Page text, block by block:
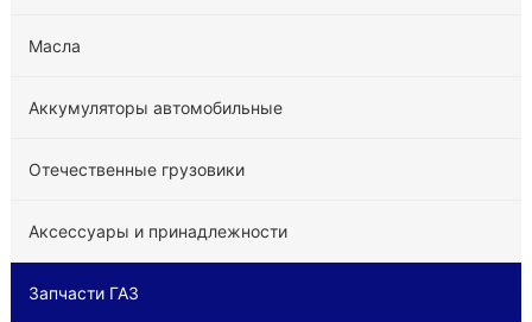
Масла
Аккумуляторы автомобильные
Отечественные грузовики
Аксессуары и принадлежности
Запчасти ГАЗ